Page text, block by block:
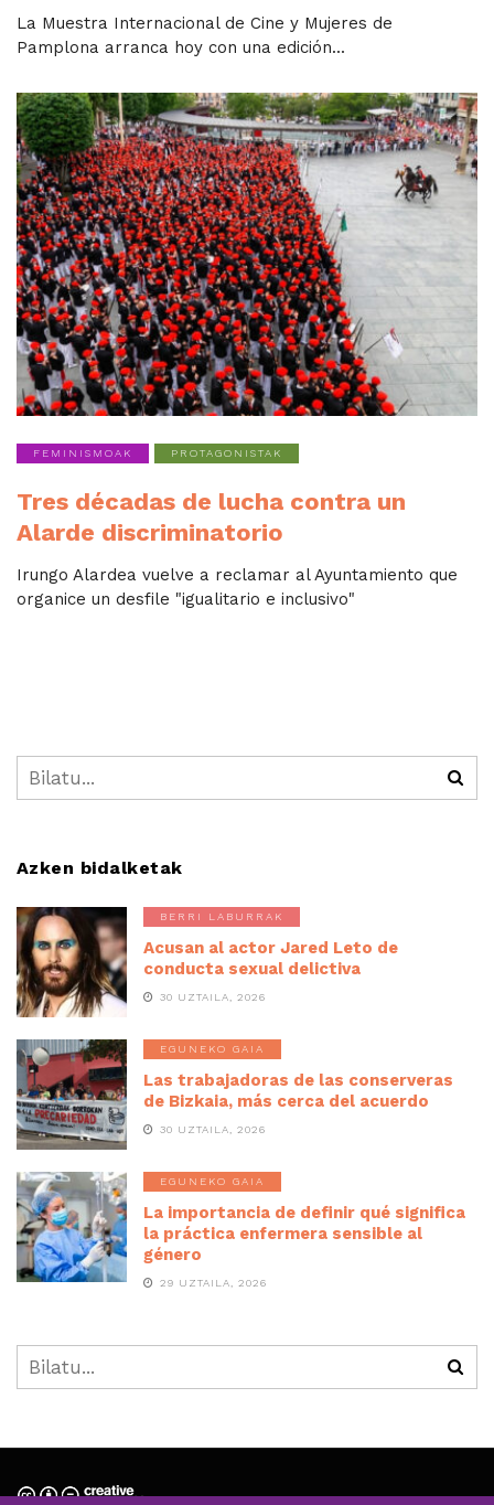
La Muestra Internacional de Cine y Mujeres de
Pamplona arranca hoy con una edición...
FEMINISMOAK PROTAGONISTAK
Tres décadas de lucha contra un
Alarde discriminatorio
Irungo Alardea vuelve a reclamar al Ayuntamiento que
organice un desfile "igualitario e inclusivo"
Azken bidalketak
BERRI LABURRAK
Acusan al actor Jared Leto de
conducta sexual delictiva
30 UZTAILA, 2026
EGUNEKO GAIA
Las trabajadoras de las conserveras
de Bizkaia, más cerca del acuerdo
30 UZTAILA, 2026
EGUNEKO GAIA
La importancia de definir qué significa
la práctica enfermera sensible al
género
29 UZTAILA, 2026